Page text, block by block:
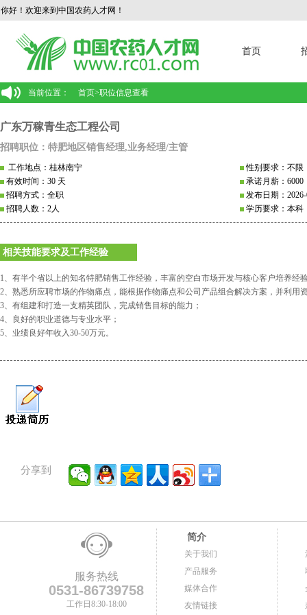
你好！欢迎来到中国农药人才网！
首页
当前位置： 首页>职位信息查看
广东万稼青生态工程公司
招聘职位：特肥地区销售经理,业务经理/主管
工作地点：桂林南宁
有效时间：30 天
招聘方式：全职
招聘人数：2人
性别要求：不限
承诺月薪：6000
发布日期：
学历要求：本科
相关技能要求及工作经验
1、有半个省以上的知名特肥销售工作经验，丰富的空白市场开发与核心客户培养经
2、熟悉所应聘市场的作物痛点，能根据作物痛点和公司产品组合解决方案，并利用
3、有组建和打造一支精英团队，完成销售目标的能力；
4、良好的职业道德与专业水平；
5、业绩良好年收入30-50万元。
分享到
服务热线
0531-86739758
工作日8:30-18:00
简介
关于我们
产品服务
媒体合作
友情链接